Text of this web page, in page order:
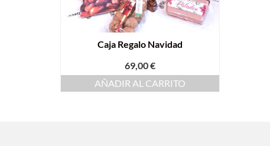
Caja Regalo Navidad
69,00€
AÑADIR AL CARRITO